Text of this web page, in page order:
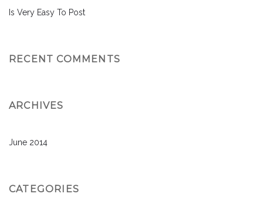
Is Very Easy To Post
RECENT COMMENTS
ARCHIVES
June 2014
CATEGORIES